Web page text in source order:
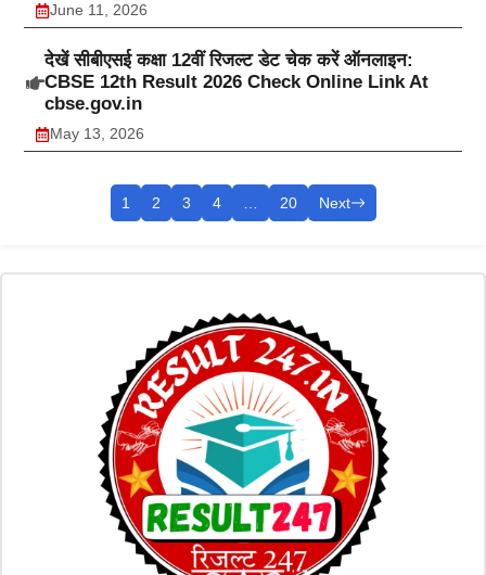
June 11, 2026
देखें सीबीएसई कक्षा 12वीं रिजल्ट डेट चेक करें ऑनलाइन:
CBSE 12th Result 2026 Check Online Link At
cbse.gov.in
May 13, 2026
1 2 3 4 20 Next